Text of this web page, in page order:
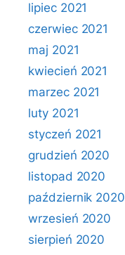
lipiec 2021
czerwiec 2021
maj 2021
kwiecień 2021
marzec 2021
luty 2021
styczeń 2021
grudzień 2020
listopad 2020
październik 2020
wrzesień 2020
sierpień 2020